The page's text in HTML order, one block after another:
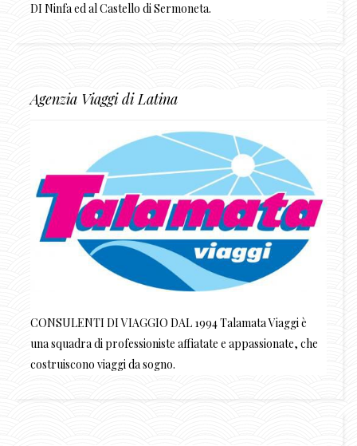
DI Ninfa ed al Castello di Sermoneta.
Agenzia Viaggi di Latina
CONSULENTI DI VIAGGIO DAL 1994 Talamata Viaggi è
una squadra di professioniste affiatate e appassionate, che
costruiscono viaggi da sogno.